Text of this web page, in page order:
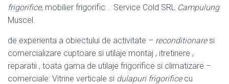
frigorifice, mobilier frigorific .. Service Cold SRL Campulung
Muscel.
de experienta a obiectului de activitate – reconditionaresi
comercializare cuptoare si utilaje montaj , itretinere ,
reparatii , toata gama de utilaje frigorifice si climatizare –
comerciale: Vitrine verticale si dulapuri frigorificecu